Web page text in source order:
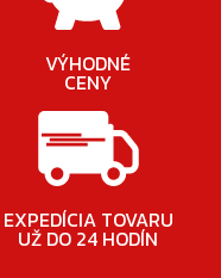
VÝHODNÉ
CENY
EXPEDÍCIA TOVARU
UŽ DO 24 HODÍN